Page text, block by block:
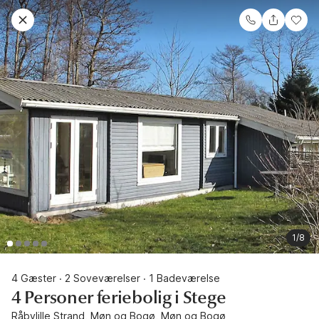
1/8
4 Gæster · 2 Soveværelser · 1 Badeværelse
4 Personer feriebolig i Stege
Råbylille Strand, Møn og Bogø, Møn og Bogø